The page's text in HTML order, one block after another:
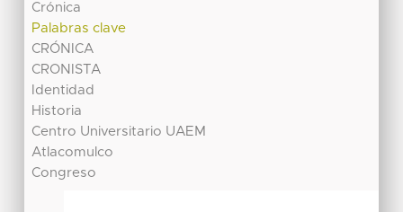
Crónica
Palabras clave
CRÓNICA
CRONISTA
Identidad
Historia
Centro Universitario UAEM
Atlacomulco
Congreso